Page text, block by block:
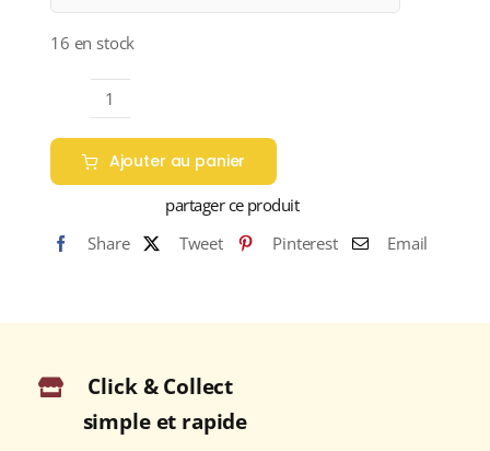
16 en stock
quantité
de
Domaine
Vernay
d'Encre"
JOSEPH
2020
Bouteille
75cl
Ajouter au panier
partager ce produit
Share
Tweet Pinterest Email
Click & Collect
simple et rapide